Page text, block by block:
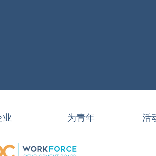
业 为青年 活